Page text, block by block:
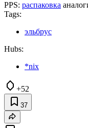
PPS: распаковка
Tags:
эльбрус
Hubs:
*nix
+52
37